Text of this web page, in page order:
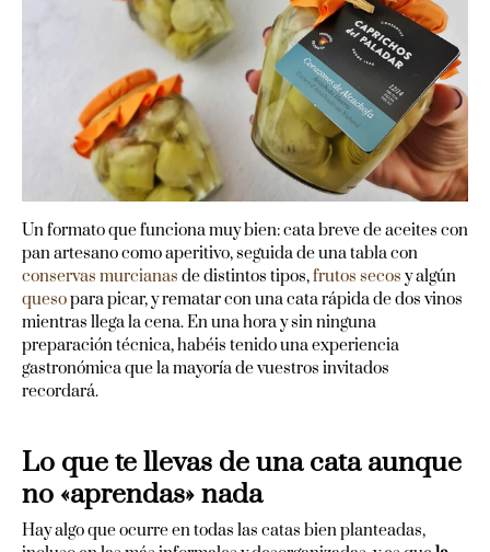
Un formato que funciona muy bien: cata breve de aceites con
pan artesano como aperitivo, seguida de una tabla con
conservas murcianas de distintos tipos,frutos secos y algún
quesopara picar, y rematar con una cata rápida de dos vinos
mientras llega la cena. En una hora y sin ninguna
preparación técnica, habéis tenido una experiencia
gastronómica que la mayoría de vuestros invitados
recordará.
Lo que te llevas de una cata aunque
no «aprendas» nada
Hay algo que ocurre en todas las catas bien planteadas,